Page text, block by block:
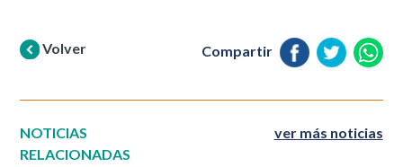
Volver Compartir
NOTICIAS
RELACIONADAS
ver más noticias